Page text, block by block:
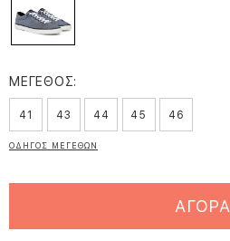
ΜΕΓΕΘΟΣ:
41 43 44 45 46
ΟΔΗΓΟΣ ΜΕΓΕΘΩΝ
ΑΓΟΡΑ